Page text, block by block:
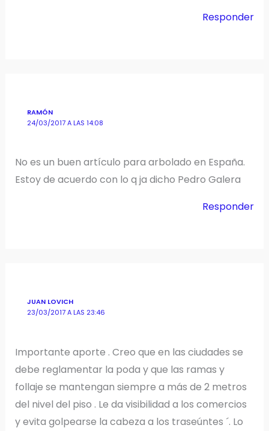
Responder
RAMÓN
24/03/2017 A LAS 14:08
No es un buen artículo para arbolado en España.
Estoy de acuerdo con lo q ja dicho Pedro Galera
Responder
JUAN LOVICH
23/03/2017 A LAS 23:46
Importante aporte . Creo que en las ciudades se
debe reglamentar la poda y que las ramas y
follaje se mantengan siempre a más de 2 metros
del nivel del piso . Le da visibilidad a los comercios
y evita golpearse la cabeza a los traseúntes ´. Lo